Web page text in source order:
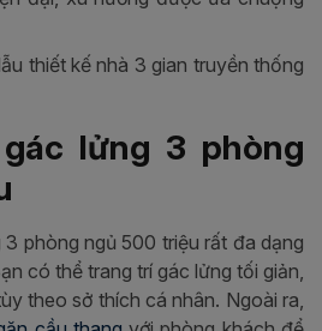
thiết kế nhà 3 gian truyền thống
lửng 3 phòng
phòng ngủ 500 triệu rất đa dạng
có thể trang trí gác lửng tối giản,
theo sở thích cá nhân. Ngoài ra,